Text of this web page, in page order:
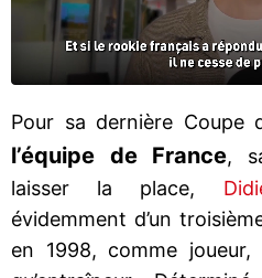
Pour sa dernière
l’équipe de France,
laisser la place,
évidemment d’un
en 1998, comme